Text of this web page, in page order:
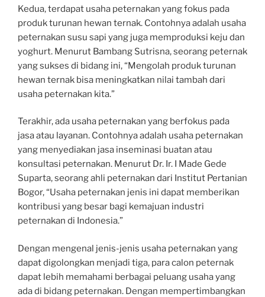
Kedua, terdapat usaha peternakan yang fokus pada
produk turunan hewan ternak. Contohnya adalah usaha
peternakan susu sapi yang juga memproduksi keju dan
yoghurt. Menurut Bambang Sutrisna, seorang peternak
yang sukses di bidang ini, “Mengolah produk turunan
hewan ternak bisa meningkatkan nilai tambah dari
usaha peternakan kita.”
Terakhir, ada usaha peternakan yang berfokus pada
jasa atau layanan. Contohnya adalah usaha peternakan
yang menyediakan jasa inseminasi buatan atau
konsultasi peternakan. Menurut Dr. Ir. I Made Gede
Suparta, seorang ahli peternakan dari Institut Pertanian
Bogor, “Usaha peternakan jenis ini dapat memberikan
kontribusi yang besar bagi kemajuan industri
peternakan di Indonesia.”
Dengan mengenal jenis-jenis usaha peternakan yang
dapat digolongkan menjadi tiga, para calon peternak
dapat lebih memahami berbagai peluang usaha yang
ada di bidang peternakan. Dengan mempertimbangkan